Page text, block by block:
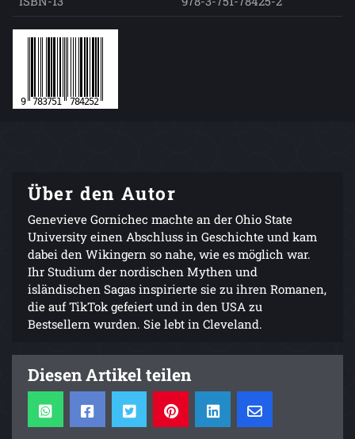
Über den Autor
Genevieve Gornichec machte an der Ohio State
University einen Abschluss in Geschichte und kam
dabei den Wikingern so nahe, wie es möglich war.
Ihr Studium der nordischen Mythen und
isländischen Sagas inspirierte sie zu ihren Romanen,
die auf TikTok gefeiert und in den USA zu
Bestsellern wurden. Sie lebt in Cleveland.
Diesen Artikel teilen